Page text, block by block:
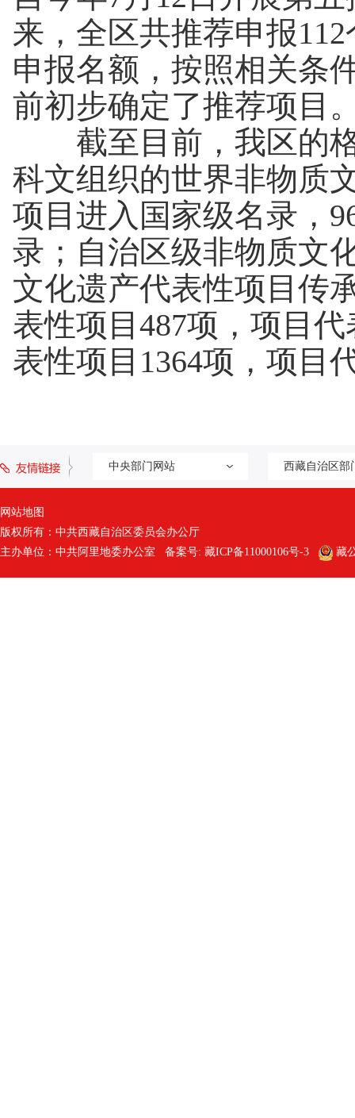
来，全区共推荐申报
申报名额，按照相关条
前初步确定了推荐项目
截至目前，我区的格
科文组织的世界非物质
项目进入国家级名录，
录；自治区级非物质文
文化遗产代表性项目传
表性项目487项，项目
表性项目1364项，项目
中央部门网站 西藏自治区部
网站地图
版权所有：中共西藏自治区委员会办公厅
主办单位：中共阿里地委办公室 备案号: 藏ICP备11000106号-3 藏